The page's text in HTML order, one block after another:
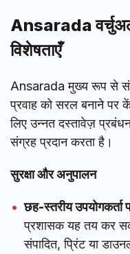
Ansarada
विशेषताएँ
Ansarada मुख्य रूप से
प्रवाह को सरल बनाने पर
लिए उन्नत दस्तावेज़
संग्रह प्रदान करता है।
सुरक्षा और अनुपालन
छह-स्तरीय उपयोगकर्ता
प्रशासक यह तय कर
संपादित, प्रिंट या